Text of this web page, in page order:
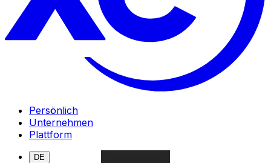
Persönlich
Unternehmen
Plattform
DE